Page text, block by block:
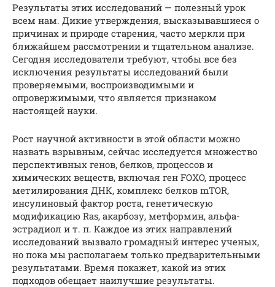
Результаты этих исследований — полезный урок
всем нам. Дикие утверждения, высказывавшиеся о
причинах и природе старения, часто меркли при
ближайшем рассмотрении и тщательном анализе.
Сегодня исследователи требуют, чтобы все без
исключения результаты исследований были
проверяемыми, воспроизводимыми и
опровержимыми, что является признаком
настоящей науки.
Рост научной активности в этой области можно
назвать взрывным, сейчас исследуется множество
перспективных генов, белков, процессов и
химических веществ, включая ген FOXO, процесс
метилирования ДНК, комплекс белков mTOR,
инсулиновый фактор роста, генетическую
модификацию Ras, акарбозу, метформин, альфа-
эстрадиол и т. п. Каждое из этих направлений
исследований вызвало громадный интерес ученых,
но пока мы располагаем только предварительными
результатами. Время покажет, какой из этих
подходов обещает наилучшие результаты.